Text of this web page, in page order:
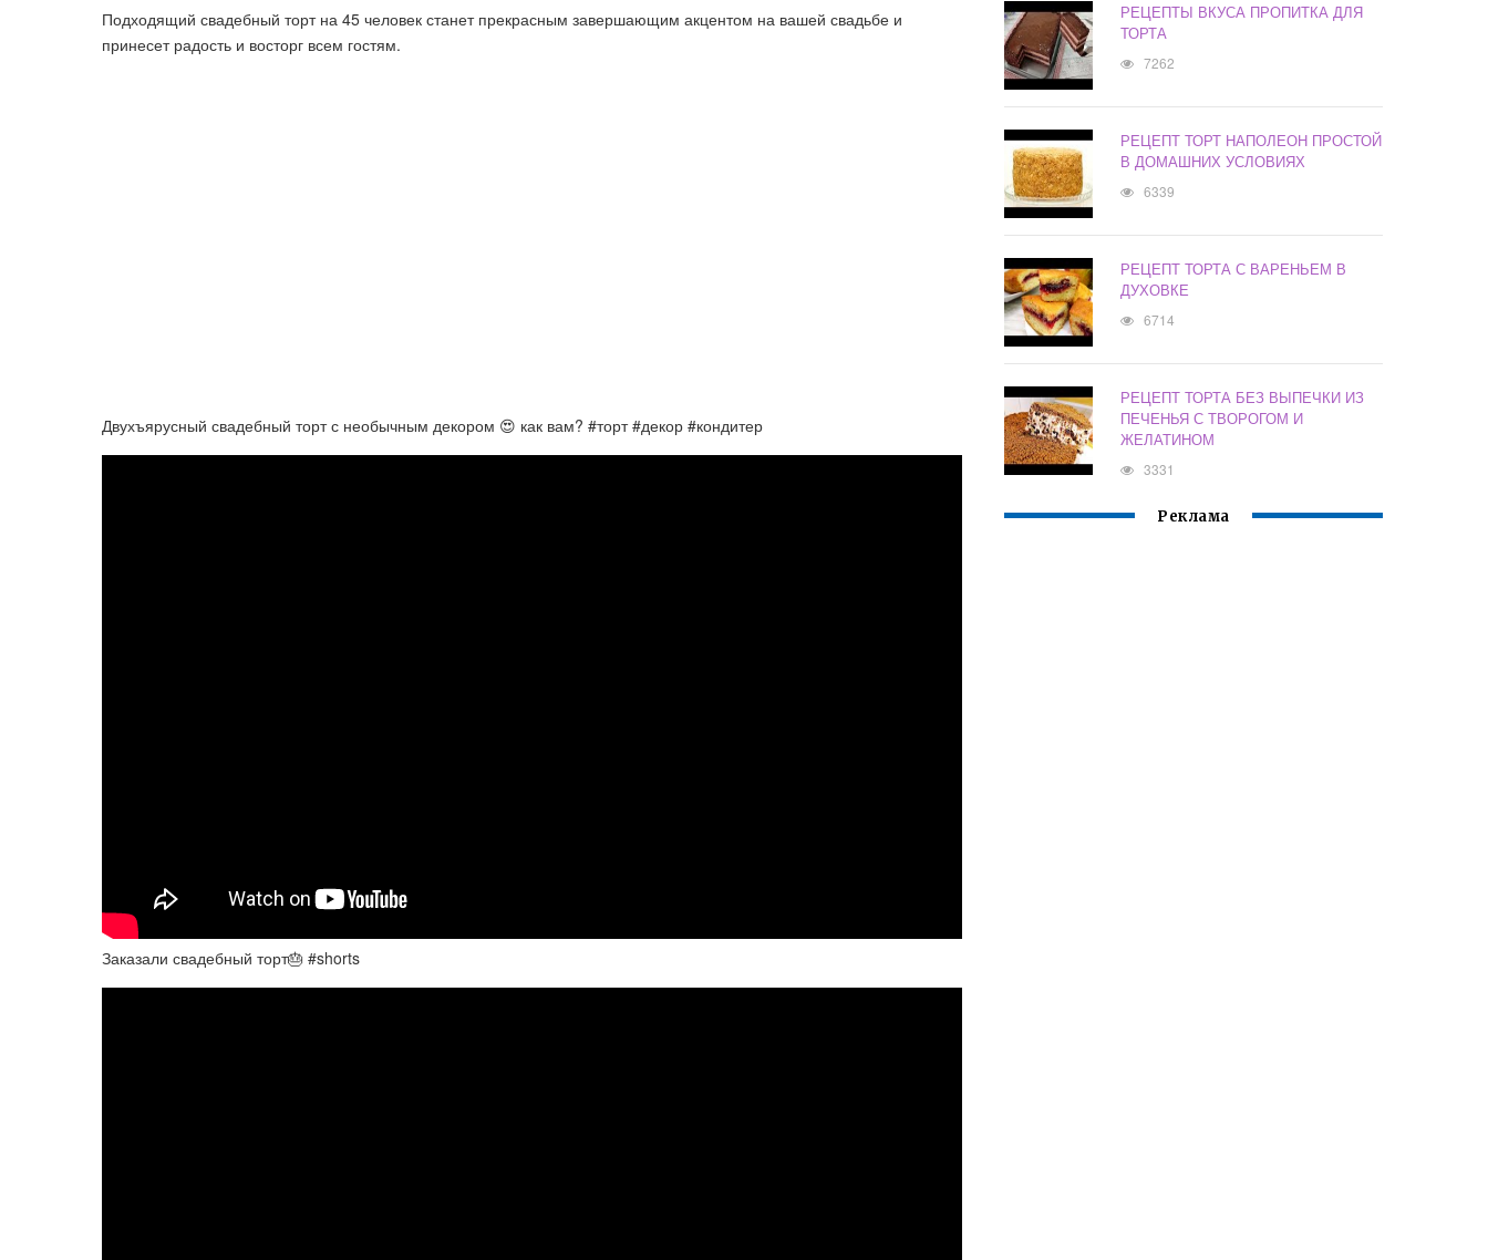
Подходящий свадебный торт на 45 человек станет прекрасным завершающим акцентом на вашей свадьбе и
принесет радость и восторг всем гостям.
Двухъярусный свадебный торт с необычным декором 😍 как вам? #торт #декор #кондитер
Заказали свадебный торт🎂 #shorts
РЕЦЕПТЫ ВКУСА ПРОПИТКА ДЛЯ
ТОРТА
7262
РЕЦЕПТ ТОРТ НАПОЛЕОН ПРОСТОЙ
В ДОМАШНИХ УСЛОВИЯХ
6339
РЕЦЕПТ ТОРТА С ВАРЕНЬЕМ В
ДУХОВКЕ
6714
РЕЦЕПТ ТОРТА БЕЗ ВЫПЕЧКИ ИЗ
ПЕЧЕНЬЯ С ТВОРОГОМ И
ЖЕЛАТИНОМ
3331
Реклама